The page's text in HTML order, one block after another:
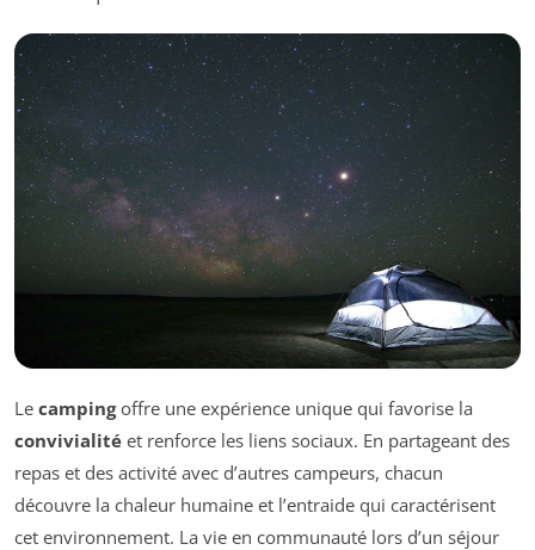
Le campingoffre une expérience unique qui favorise la
convivialité et renforce les liens sociaux. En partageant des
repas et des activité avec d’autres campeurs, chacun
découvre la chaleur humaine et l’entraide qui caractérisent
cet environnement. La vie en communauté lors d’un séjour